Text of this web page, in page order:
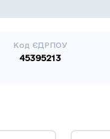
Код ЄДРПОУ
45395213